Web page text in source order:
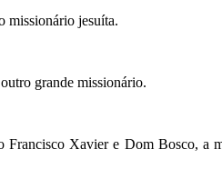
missionário jesuíta.
grande missionário.
Xavier e Dom Bosco, a